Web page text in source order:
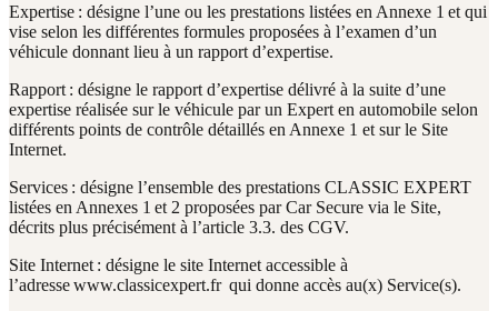
Expertise : désigne l’une ou les prestations listées en Annexe 1 et qui
vise selon les différentes formules proposées à l’examen d’un
véhicule donnant lieu à un rapport d’expertise.
Rapport : désigne le rapport d’expertise délivré à la suite d’une
expertise réalisée sur le véhicule par un Expert en automobile selon
différents points de contrôle détaillés en Annexe 1 et sur le Site
Internet.
Services : désigne l’ensemble des prestations CLASSIC EXPERT
listées en Annexes 1 et 2 proposées par Car Secure via le Site,
décrits plus précisément à l’article 3.3. des CGV.
Site Internet : désigne le site Internet accessible à
l’adresse www.classicexpert.fr qui donne accès au(x) Service(s).